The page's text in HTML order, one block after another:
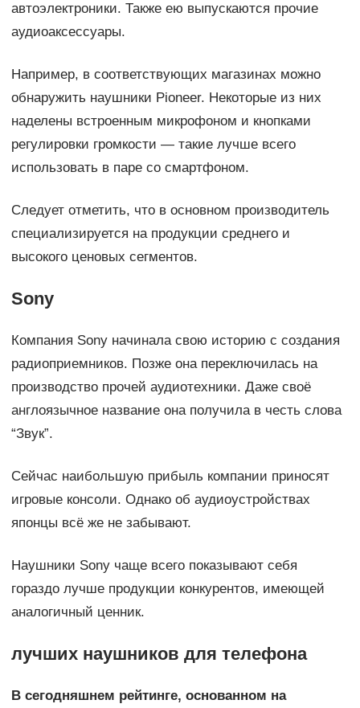
автоэлектроники. Также ею выпускаются прочие
аудиоаксессуары.
Например, в соответствующих магазинах можно
обнаружить наушники Pioneer. Некоторые из них
наделены встроенным микрофоном и кнопками
регулировки громкости — такие лучше всего
использовать в паре со смартфоном.
Следует отметить, что в основном производитель
специализируется на продукции среднего и
высокого ценовых сегментов.
Sony
Компания Sony начинала свою историю с создания
радиоприемников. Позже она переключилась на
производство прочей аудиотехники. Даже своё
англоязычное название она получила в честь слова
“Звук”.
Сейчас наибольшую прибыль компании приносят
игровые консоли. Однако об аудиоустройствах
японцы всё же не забывают.
Наушники Sony чаще всего показывают себя
гораздо лучше продукции конкурентов, имеющей
аналогичный ценник.
лучших наушников для телефона
В сегодняшнем рейтинге, основанном на